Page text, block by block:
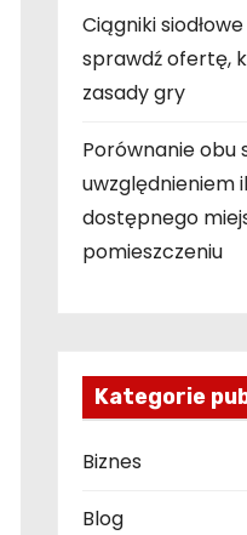
Ciągniki
sprawdź ofertę,
zasady gry
Porównanie obu
uwzględnieniem
dostępnego
pomieszczeniu
Kategorie
Biznes
Blog